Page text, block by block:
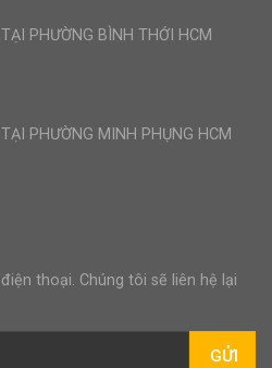
PHƯỜNG BÌNH THỚI HCM
PHƯỜNG MINH PHỤNG HCM
thoại. Chúng tôi sẽ liên hệ lại
GỬI